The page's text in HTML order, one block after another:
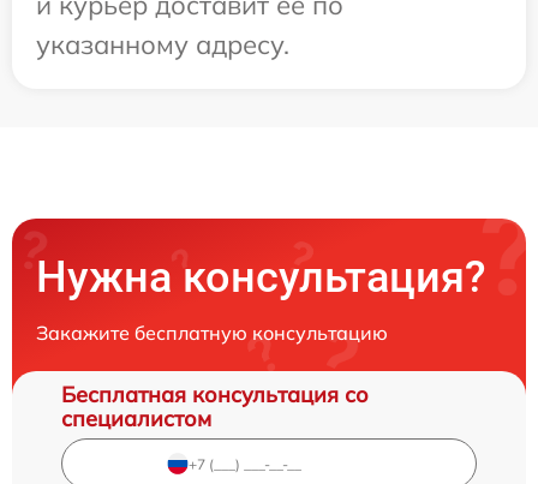
указанному адресу.
Нужна консультация?
Закажите бесплатную консультацию
Бесплатная консультация со
специалистом